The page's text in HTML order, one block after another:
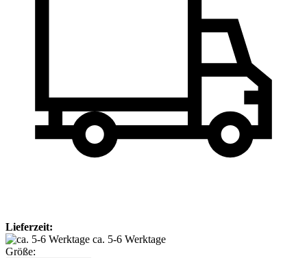
Lieferzeit:
ca. 5-6 Werktage
Größe: